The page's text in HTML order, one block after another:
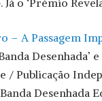
– A Passagem
Desenhada’ e
/ Publicação
Desenhada